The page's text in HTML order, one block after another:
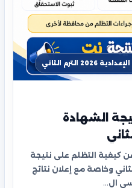
الثاني
الشهادة
كيفية التظلم على نتيجة
2026 الترم الثاني وخاصة مع إعلان نتائج
ال…